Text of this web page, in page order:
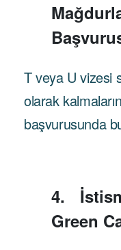
T veya U vizesi
olarak
başvurusunda
4.
Green